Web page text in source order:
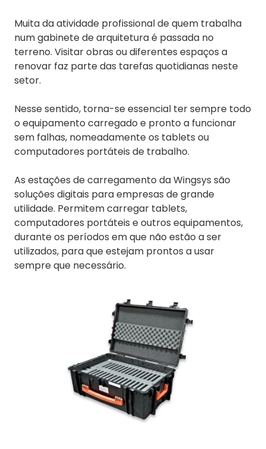
Muita da atividade profissional de quem trabalha
num gabinete de arquitetura é passada no
terreno. Visitar obras ou diferentes espaços a
renovar faz parte das tarefas quotidianas neste
setor.
Nesse sentido, torna-se essencial ter sempre todo
o equipamento carregado e pronto a funcionar
sem falhas, nomeadamente os tablets ou
computadores portáteis de trabalho.
As estações de carregamento da Wingsys são
soluções digitais para empresas de grande
utilidade. Permitem carregar tablets,
computadores portáteis e outros equipamentos,
durante os períodos em que não estão a ser
utilizados, para que estejam prontos a usar
sempre que necessário.